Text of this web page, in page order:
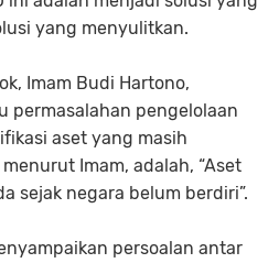
yang menyulitkan.
Imam Budi Hartono,
permasalahan pengelolaan
aset yang masih
Imam, adalah, “Aset
sejak negara belum berdiri”.
persoalan antar